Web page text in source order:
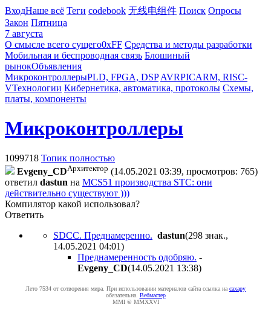
ВходНаше всё Теги codebook 无线电组件 Поиск Опросы
Закон Пятница
7 августа
О смысле всего сущего0xFF Средства и методы разработки
Мобильная и беспроводная связь Блошиный
рынокОбъявления
МикроконтроллерыPLD, FPGA, DSP AVRPICARM, RISC-
VТехнологии Кибернетика, автоматика, протоколы Схемы,
платы, компоненты
Микроконтроллеры
1099718 Топик полностью
Evgeny_CDАрхитектор (14.05.2021 03:39, просмотров: 765)
ответил dastun на MCS51 производства STC: они
действительно существуют )))
Компилятор какой использовал?
Ответить
SDCC. Преднамеренно. dastun(298 знак.,
14.05.2021 04:01)
Преднамеренность одобряю. -
Evgeny_CD(14.05.2021 13:38)
Лето 7534 от сотворения мира. При использовании материалов сайта ссылка на caxapу
обязательна. Вебмастер
MMI © MMXXVI